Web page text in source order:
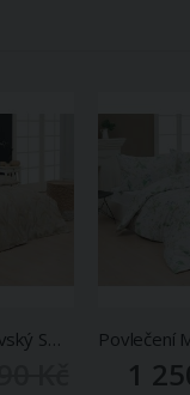
Povlečení Matějovský SOLEI, rostlinný motiv, béžové, bavlna hladká digitál, (více rozměrů)
1